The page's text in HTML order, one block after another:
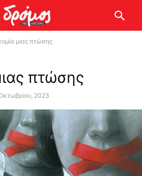
μιας πτώσης
πτώσης
2023